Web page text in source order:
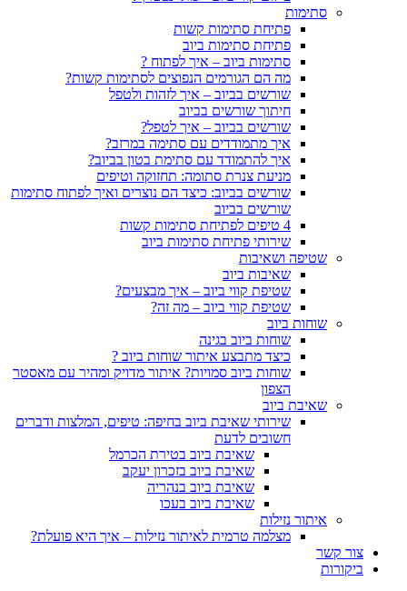
סתימות
פתיחת סתימות קשות
פתיחת סתימות ביוב
סתימות ביוב – איך לפתוח ?
מה הם הגורמים הנפוצים לסתימות קשות?
שורשים בביוב – איך לזהות ולטפל
חיתוך שורשים בביוב
שורשים בביוב – איך לטפל?
איך מתמודדים עם סתימה במרזב?
איך להתמודד עם סתימת בטון בביוב?
מניעת צנרת סתומה: תחזוקה וטיפים
שורשים בביוב: כיצד הם נוצרים ואיך לפתוח סתימות
שורשים בביוב
4 טיפים לפתיחת סתימות קשות
שירותי פתיחת סתימות ביוב
שטיפה ושאיבות
שאיבות ביוב
שטיפת קווי ביוב – איך מבצעים?
שטיפת קווי ביוב – מה זה?
שוחות ביוב
שוחות ביוב בגינה
כיצד מתבצע איתור שוחות ביוב ?
שוחות ביוב סמויות? איתור מדויק ומהיר עם מאסטר
הצפון
שאיבת ביוב
שירותי שאיבת ביוב בחיפה: טיפים, המלצות ודברים
חשובים לדעת
שאיבת ביוב בטירת הכרמל
שאיבת ביוב בזכרון יעקב
שאיבת ביוב בנהריה
שאיבת ביוב בעכו
איתור נזילות
מצלמה טרמית לאיתור נזילות – איך היא פועלת?
צור קשר
ביקורות